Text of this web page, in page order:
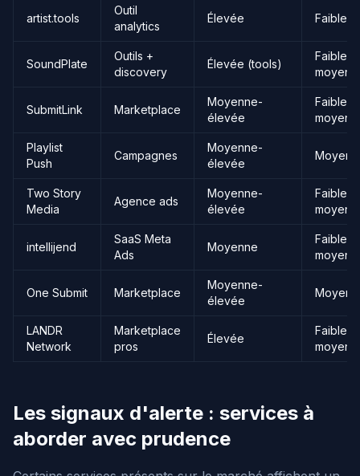
artist.tools
Outil
analytics
Élevée Faible
SoundPlate
Outils +
discovery
Élevée (tools)
Faible-
moyen
SubmitLink Marketplace
Moyenne-
élevée
Faible-
moyen
Playlist
Push
Campagnes
Moyenne-
élevée
Moyen
Two Story
Media
Agence ads
Moyenne-
élevée
Faible-
moyen
intellijend
SaaS Meta
Ads
Moyenne
Faible-
moyen
One Submit Marketplace
Moyenne-
élevée
Moyen
LANDR
Network
Marketplace
pros
Élevée
Faible-
moyen
Les signaux d'alerte : services à
aborder avec prudence